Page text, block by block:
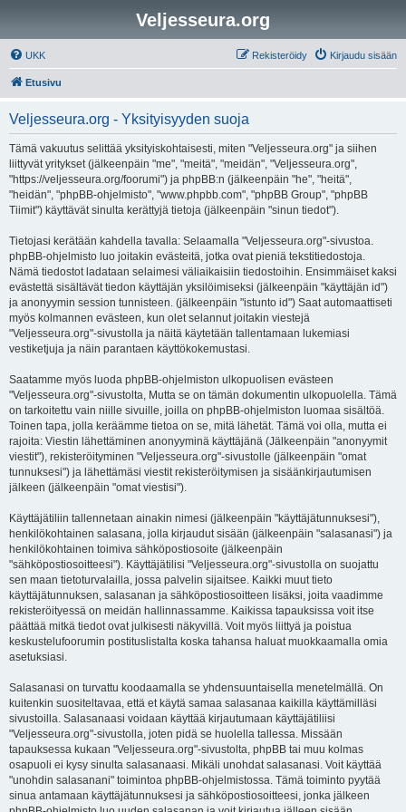
Veljesseura.org
UKK Kirjaudu sisään
Rekisteröidy
Etusivu
Veljesseura.org - Yksityisyyden suoja
Tämä vakuutus selittää yksityiskohtaisesti, miten "Veljesseura.org" ja siihen
liittyvät yritykset (jälkeenpäin "me", "meitä", "meidän", "Veljesseura.org",
"https://veljesseura.org/foorumi") ja phpBB:n (jälkeenpäin "he", "heitä",
"heidän", "phpBB-ohjelmisto", "www.phpbb.com", "phpBB Group", "phpBB
Tiimit") käyttävät sinulta kerättyjä tietoja (jälkeenpäin "sinun tiedot").
Tietojasi kerätään kahdella tavalla: Selaamalla "Veljesseura.org"-sivustoa.
phpBB-ohjelmisto luo joitakin evästeitä, jotka ovat pieniä tekstitiedostoja.
Nämä tiedostot ladataan selaimesi väliaikaisiin tiedostoihin. Ensimmäiset kaksi
evästettä sisältävät tiedon käyttäjän yksilöimiseksi (jälkeenpäin "käyttäjän id")
ja anonyymin session tunnisteen. (jälkeenpäin "istunto id") Saat automaattiseti
myös kolmannen evästeen, kun olet selannut joitakin viestejä
"Veljesseura.org"-sivustolla ja näitä käytetään tallentamaan lukemiasi
vestiketjuja ja näin parantaen käyttökokemustasi.
Saatamme myös luoda phpBB-ohjelmiston ulkopuolisen evästeen
"Veljesseura.org"-sivustolta, Mutta se on tämän dokumentin ulkopuolella. Tämä
on tarkoitettu vain niille sivuille, joilla on phpBB-ohjelmiston luomaa sisältöä.
Toinen tapa, jolla keräämme tietoa on se, mitä lähetät. Tämä voi olla, mutta ei
rajoita: Viestin lähettäminen anonyyminä käyttäjänä (Jälkeenpäin "anonyymit
viestit"), rekisteröityminen "Veljesseura.org"-sivustolle (jälkeenpäin "omat
tunnuksesi") ja lähettämäsi viestit rekisteröitymisen ja sisäänkirjautumisen
jälkeen (jälkeenpäin "omat viestisi").
Käyttäjätiliin tallennetaan ainakin nimesi (jälkeenpäin "käyttäjätunnuksesi"),
henkilökohtainen salasana, jolla kirjaudut sisään (jälkeenpäin "salasanasi") ja
henkilökohtainen toimiva sähköpostiosoite (jälkeenpäin
"sähköpostiosoitteesi"). Käyttäjätilisi "Veljesseura.org"-sivustolla on suojattu
sen maan tietoturvalailla, jossa palvelin sijaitsee. Kaikki muut tieto
käyttäjätunnuksen, salasanan ja sähköpostiosoitteen lisäksi, joita vaadimme
rekisteröityessä on meidän hallinnassamme. Kaikissa tapauksissa voit itse
päättää mitkä tiedot ovat julkisesti näkyvillä. Voit myös liittyä ja poistua
keskustelufoorumin postituslistalta koska tahansa haluat muokkaamalla omia
asetuksiasi.
Salasanasi on turvattu koodaamalla se yhdensuuntaisella menetelmällä. On
kuitenkin suositeltavaa, että et käytä samaa salasanaa kaikilla käyttämilläsi
sivustoilla. Salasanaasi voidaan käyttää kirjautumaan käyttäjätiliisi
"Veljesseura.org"-sivustolla, joten pidä se huolella tallessa. Missään
tapauksessa kukaan "Veljesseura.org"-sivustolta, phpBB tai muu kolmas
osapuoli ei kysy sinulta salasanaasi. Mikäli unohdat salasanasi. Voit käyttää
"unohdin salasanani" toimintoa phpBB-ohjelmistossa. Tämä toiminto pyytää
sinua antamaan käyttäjätunnuksesi ja sähköpostiosoitteesi, jonka jälkeen